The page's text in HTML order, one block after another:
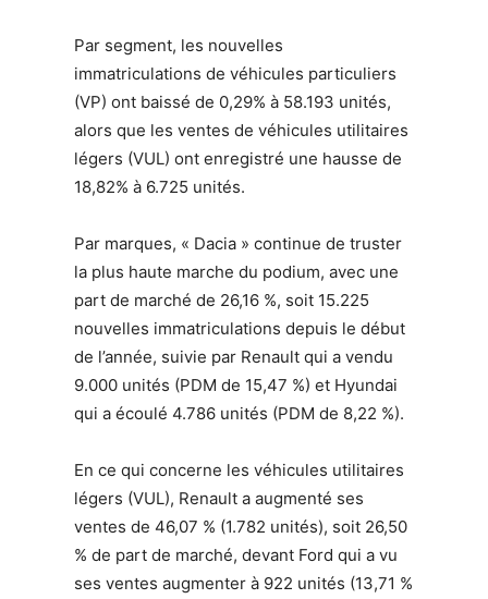
Par segment, les nouvelles
immatriculations de véhicules particuliers
(VP) ont baissé de 0,29% à 58.193 unités,
alors que les ventes de véhicules utilitaires
légers (VUL) ont enregistré une hausse de
18,82% à 6.725 unités.
Par marques, « Dacia » continue de truster
la plus haute marche du podium, avec une
part de marché de 26,16 %, soit 15.225
nouvelles immatriculations depuis le début
de l’année, suivie par Renault qui a vendu
9.000 unités (PDM de 15,47 %) et Hyundai
qui a écoulé 4.786 unités (PDM de 8,22 %).
En ce qui concerne les véhicules utilitaires
légers (VUL), Renault a augmenté ses
ventes de 46,07 % (1.782 unités), soit 26,50
% de part de marché, devant Ford qui a vu
ses ventes augmenter à 922 unités (13,71 %